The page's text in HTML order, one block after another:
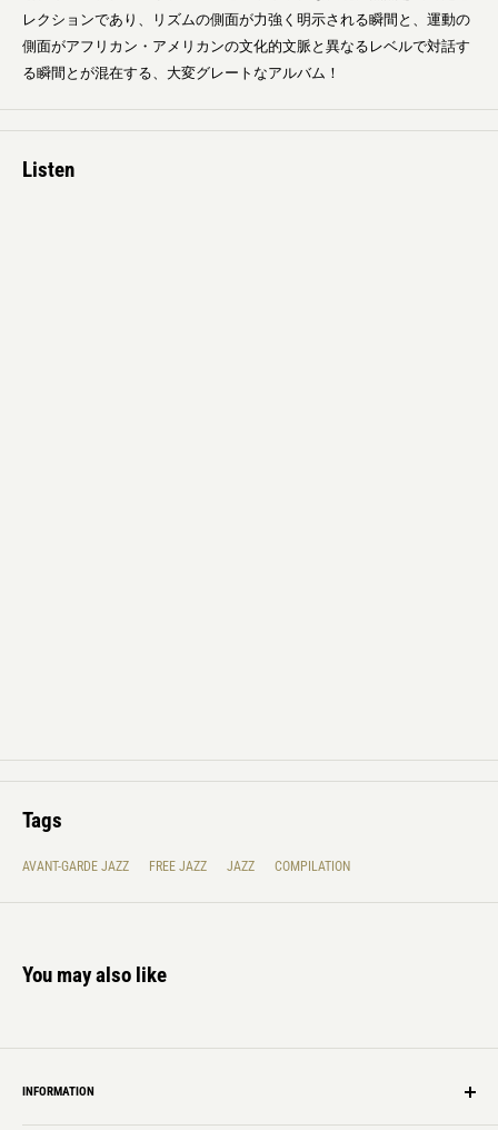
レクションであり、リズムの側面が力強く明示される瞬間と、運動の
側面がアフリカン・アメリカンの文化的文脈と異なるレベルで対話す
る瞬間とが混在する、大変グレートなアルバム！
Listen
Tags
AVANT-GARDE JAZZ FREE JAZZ JAZZ COMPILATION
You may also like
INFORMATION